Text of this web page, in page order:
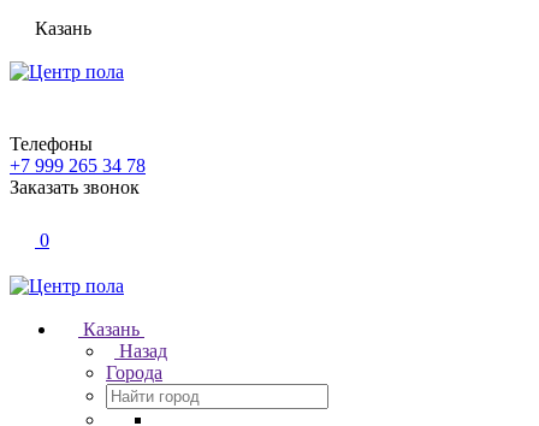
Казань
Телефоны
+7 999 265 34 78
Заказать звонок
0
Казань
Назад
Города